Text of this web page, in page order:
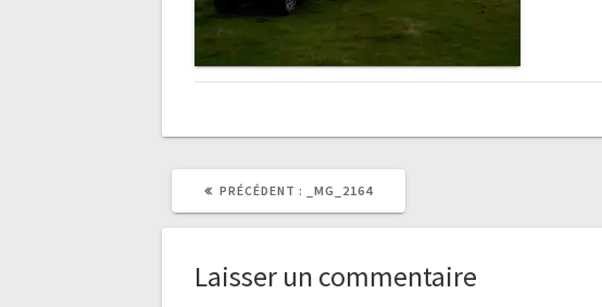
PRÉCÉDENT :
ARTICLE
_MG_2164
Laisser un commentaire